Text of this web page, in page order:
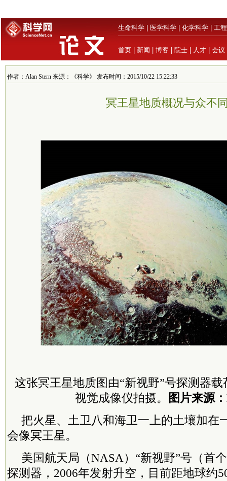
生命科学 医学科学 化学科学 工
首页 新闻 博客 院士 人才 会议
作者：Alan Stern 来源：《科学》 发布时间：2015/10/22 15:22:33
冥王星地质概况与众不
这张冥王星地质图由“新视野”号探测器
视觉成像仪拍摄。
图片来源
把火星、土卫八和海卫一上的土壤加在
会像冥王星。
美国航天局（NASA）“新视野”号（首
探测器，2006年发射升空，目前距地球约